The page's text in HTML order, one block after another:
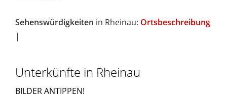
Sehenswürdigkeiten in Rheinau: Ortsbeschreibung
|
Unterkünfte in Rheinau
BILDER ANTIPPEN!